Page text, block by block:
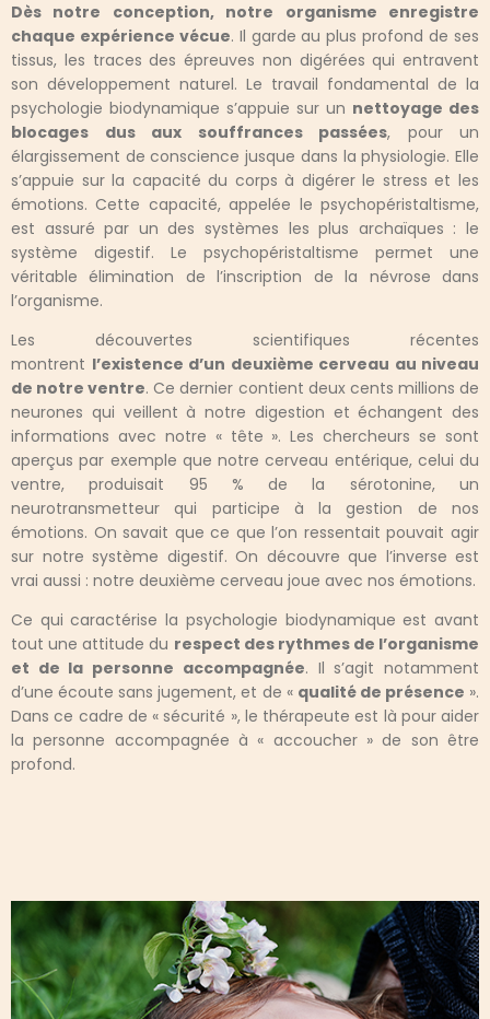
Dès notre conception, notre organisme enregistre
chaque expérience vécue. Il garde au plus profond de ses
tissus, les traces des épreuves non digérées qui entravent
son développement naturel. Le travail fondamental de la
psychologie biodynamique s’appuie sur un nettoyage des
blocages dus aux souffrances passées, pour un
élargissement de conscience jusque dans la physiologie. Elle
s’appuie sur la capacité du corps à digérer le stress et les
émotions. Cette capacité, appelée le psychopéristaltisme,
est assuré par un des systèmes les plus archaïques : le
système digestif. Le psychopéristaltisme permet une
véritable élimination de l’inscription de la névrose dans
l’organisme.
Les découvertes scientifiques récentes
montrent l’existence d’un deuxième cerveau au niveau
de notre ventre. Ce dernier contient deux cents millions de
neurones qui veillent à notre digestion et échangent des
informations avec notre « tête ». Les chercheurs se sont
aperçus par exemple que notre cerveau entérique, celui du
ventre, produisait 95 % de la sérotonine, un
neurotransmetteur qui participe à la gestion de nos
émotions. On savait que ce que l’on ressentait pouvait agir
sur notre système digestif. On découvre que l’inverse est
vrai aussi : notre deuxième cerveau joue avec nos émotions.
Ce qui caractérise la psychologie biodynamique est avant
tout une attitude du respect des rythmes de l’organisme
et de la personne accompagnée. Il s’agit notamment
d’une écoute sans jugement, et de « qualité de présence ».
Dans ce cadre de « sécurité », le thérapeute est là pour aider
la personne accompagnée à « accoucher » de son être
profond.